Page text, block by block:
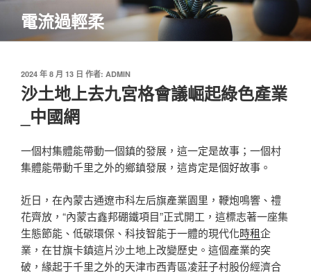
主
電流過輕柔
發
佈
於
2024 年 8 月 13 日 作者: ADMIN
沙土地上去九宮格會議崛起綠色產業
_中國網
一個村集體能帶動一個鎮的發展，這一定是故事；一個村
集體能帶動千里之外的鄉鎮發展，這肯定是個好故事。
近日，在內蒙古通遼市科左后旗產業園里，鞭炮鳴響、禮
花齊放，“內蒙古鑫邦硼鐵項目”正式開工，這標志著一座集
生態節能、低碳環保、科技智能于一體的現代化時租企
業，在甘旗卡鎮這片沙土地上改變歷史。這個產業的突
破，緣起于千里之外的天津市西青區凌莊子村股份經濟合